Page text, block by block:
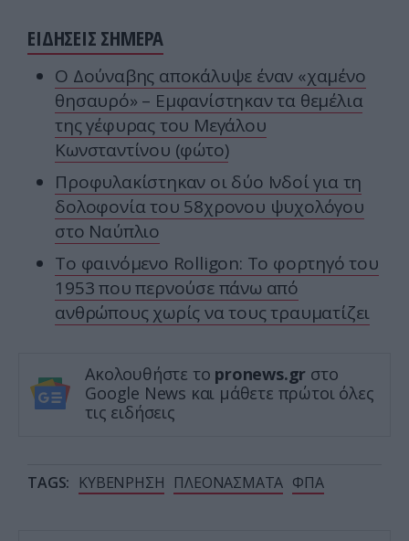
ΕΙΔΗΣΕΙΣ ΣΗΜΕΡΑ
Ο Δούναβης αποκάλυψε έναν «χαμένο
θησαυρό» – Εμφανίστηκαν τα θεμέλια
της γέφυρας του Μεγάλου
Κωνσταντίνου (φώτο)
Προφυλακίστηκαν οι δύο Ινδοί για τη
δολοφονία του 58χρονου ψυχολόγου
στο Ναύπλιο
Το φαινόμενο Rolligon: Το φορτηγό του
1953 που περνούσε πάνω από
ανθρώπους χωρίς να τους τραυματίζει
Ακολουθήστε το pronews.gr στο
Google News και μάθετε πρώτοι όλες
τις ειδήσεις
TAGS: ΚΥΒΕΝΡΗΣΗ ΠΛΕΟΝΑΣΜΑΤΑ ΦΠΑ